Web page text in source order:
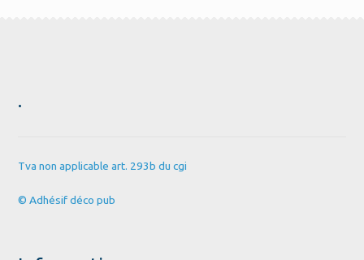
.
Tva non applicable art. 293b du cgi
© Adhésif déco pub